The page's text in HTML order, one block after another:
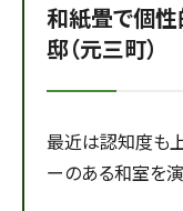
和紙畳で個
邸（元三町）
最近は認知度も
ーのある和室を演